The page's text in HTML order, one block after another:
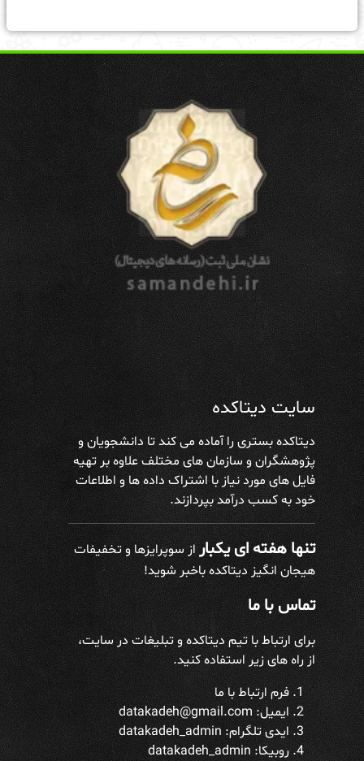
سایت دیتاکده
دیتاکده بستری را آماده می کند تا دانشجویان و
پژوهشگران و سازمان های مختلف علاوه بر تهیه
فایل های مورد نیاز با اشتراک داده ها و اطلاعات
خود به کسب درآمد بپردازند.
تنها هفته ای یکباراز سوپرایزها و تخفیفات
هیجان انگیز دیتاکده باخبر شوید!
تماس با ما
برای ارتباط با تیم دیتاکده و تبلیغات در سایت،
از راه های زیر استفاده کنید.
فرم ارتباط با ما
ایمیل: datakadeh@gmail.com
ایدی تلگرام:datakadeh_admin
روبیکا: datakadeh_admin